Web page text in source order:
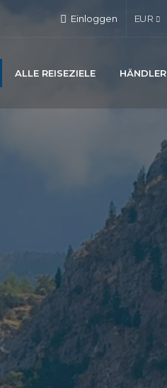
Einloggen EUR
ALLE REISEZIELE HÄNDLER